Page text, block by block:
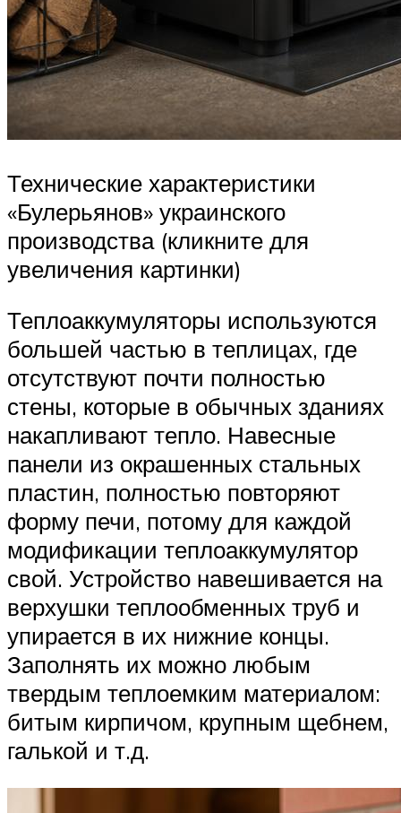
Технические характеристики
«Булерьянов» украинского
производства (кликните для
увеличения картинки)
Теплоаккумуляторы используются
большей частью в теплицах, где
отсутствуют почти полностью
стены, которые в обычных зданиях
накапливают тепло. Навесные
панели из окрашенных стальных
пластин, полностью повторяют
форму печи, потому для каждой
модификации теплоаккумулятор
свой. Устройство навешивается на
верхушки теплообменных труб и
упирается в их нижние концы.
Заполнять их можно любым
твердым теплоемким материалом:
битым кирпичом, крупным щебнем,
галькой и т.д.